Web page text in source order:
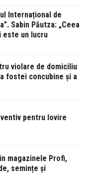
Internațional de
Sabin Păutza: „Ceea
este un lucru
violare de domiciliu
fostei concubine și a
pentru lovire
magazinele Profi,
semințe și